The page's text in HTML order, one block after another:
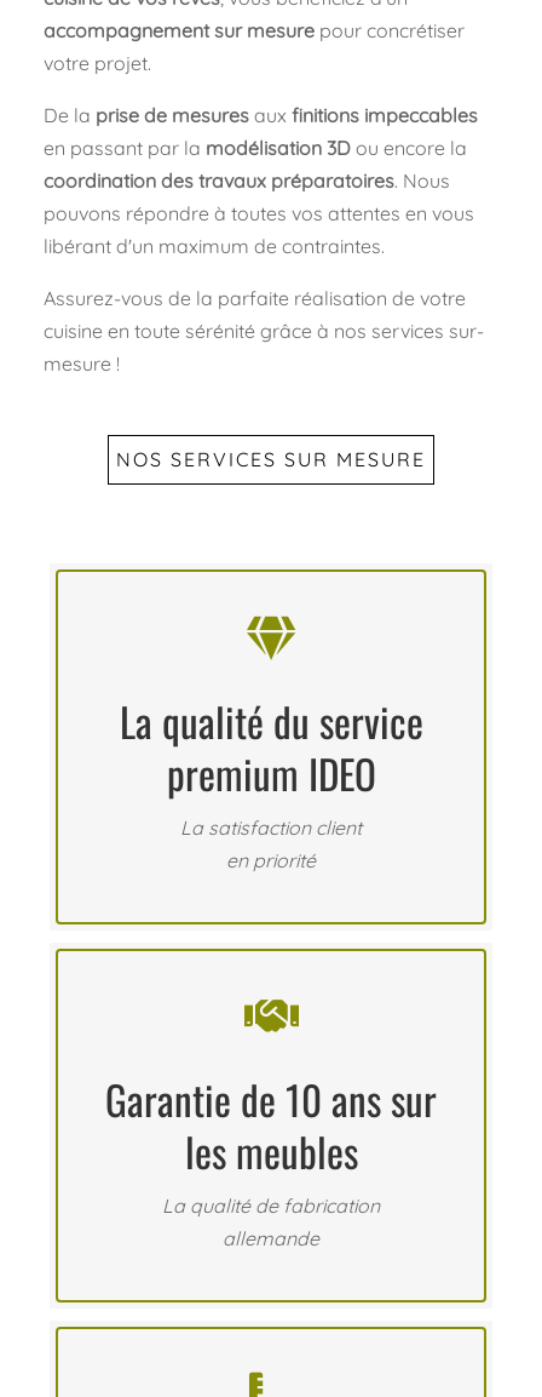
accompagnement sur mesurepour concrétiser
votre projet.
De la prise de mesuresaux finitions impeccables
en passant par la modélisation 3Dou encore la
coordination des travaux préparatoires. Nous
pouvons répondre à toutes vos attentes en vous
libérant d'un maximum de contraintes.
Assurez-vous de la parfaite réalisation de votre
cuisine en toute sérénité grâce à nos services sur-
mesure !
NOS SERVICES SUR MESURE

La qualité du service
premium IDEO
La satisfaction client
en priorité

Garantie de 10 ans sur
les meubles
La qualité de fabrication
allemande